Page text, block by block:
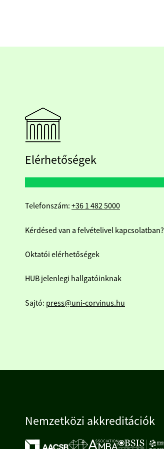
Elérhetőségek
Telefonszám: +36 1 482 5000
Kérdésed van a felvételivel kapcsolatban?
Oktatói elérhetőségek
HUB jelenlegi hallgatóinknak
Sajtó: press@uni-corvinus.hu
Nemzetközi akkreditációk